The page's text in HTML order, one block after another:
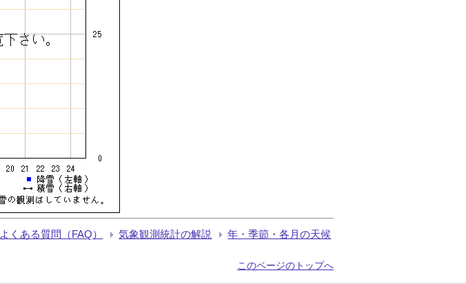
よくある質問（FAQ） 気象観測統計の解説 年・季節・各月の天候
このページのトップへ